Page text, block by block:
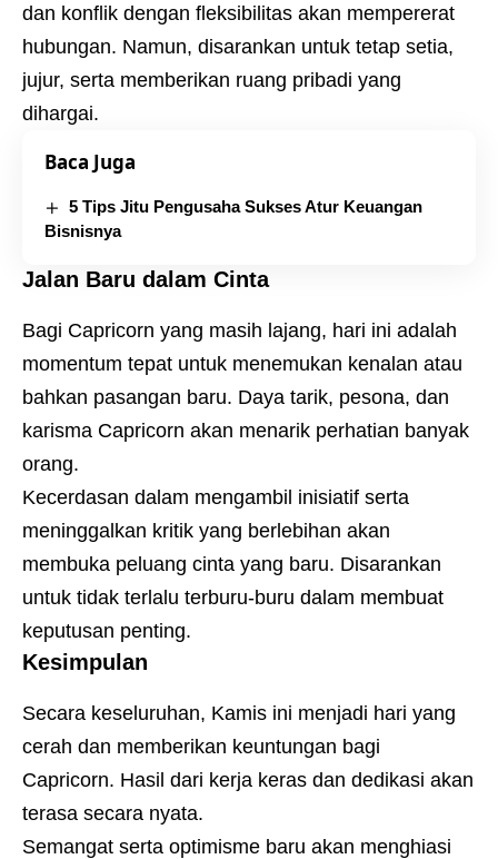
dan konflik dengan fleksibilitas akan mempererat
hubungan. Namun, disarankan untuk tetap setia,
jujur, serta memberikan ruang pribadi yang
dihargai.
Baca Juga
5 Tips Jitu Pengusaha Sukses Atur Keuangan
Bisnisnya
Jalan Baru dalam Cinta
Bagi Capricorn yang masih lajang, hari ini adalah
momentum tepat untuk menemukan kenalan atau
bahkan pasangan baru. Daya tarik, pesona, dan
karisma Capricorn akan menarik perhatian banyak
orang.
Kecerdasan dalam mengambil inisiatif serta
meninggalkan kritik yang berlebihan akan
membuka peluang cinta yang baru. Disarankan
untuk tidak terlalu terburu-buru dalam membuat
keputusan penting.
Kesimpulan
Secara keseluruhan, Kamis ini menjadi hari yang
cerah dan memberikan keuntungan bagi
Capricorn. Hasil dari kerja keras dan dedikasi akan
terasa secara nyata.
Semangat serta optimisme baru akan menghiasi